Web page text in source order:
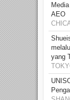
AEO
yang